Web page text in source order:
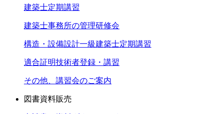
建築士定期講習
建築士事務所の管理研修会
構造・設備設計一級建築士定期講習
適合証明技術者登録・講習
その他、講習会のご案内
図書資料販売